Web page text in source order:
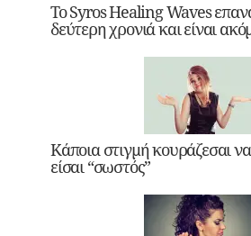
Το Syros Healing Waves
δεύτερη χρονιά και είναι
Κάποια στιγμή κουράζεσαι
είσαι “σωστός”